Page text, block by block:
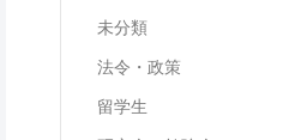
未分類
法令・政策
留学生